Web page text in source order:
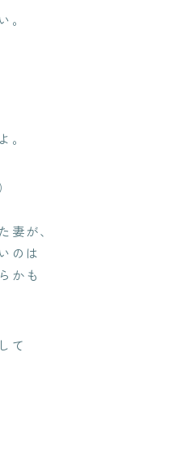
。
。
妻が、
のは
かも
て